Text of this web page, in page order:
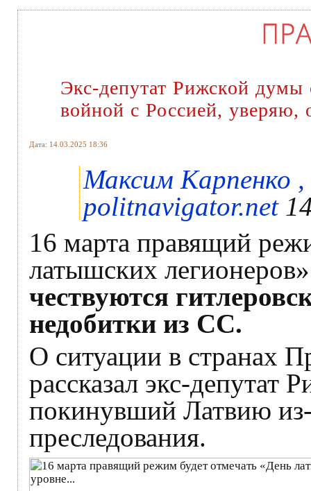
Экс-депутат Рижской
войной с Россией, уверяю,
Дата: 14.03.2025 18:36
Максим Карпенко
politnavigator.net
16 марта правящий
латышских
чествуются
недобитки из СС.
О ситуации в странах
рассказал экс-депутат
покинувший Латвию из-
преследования.